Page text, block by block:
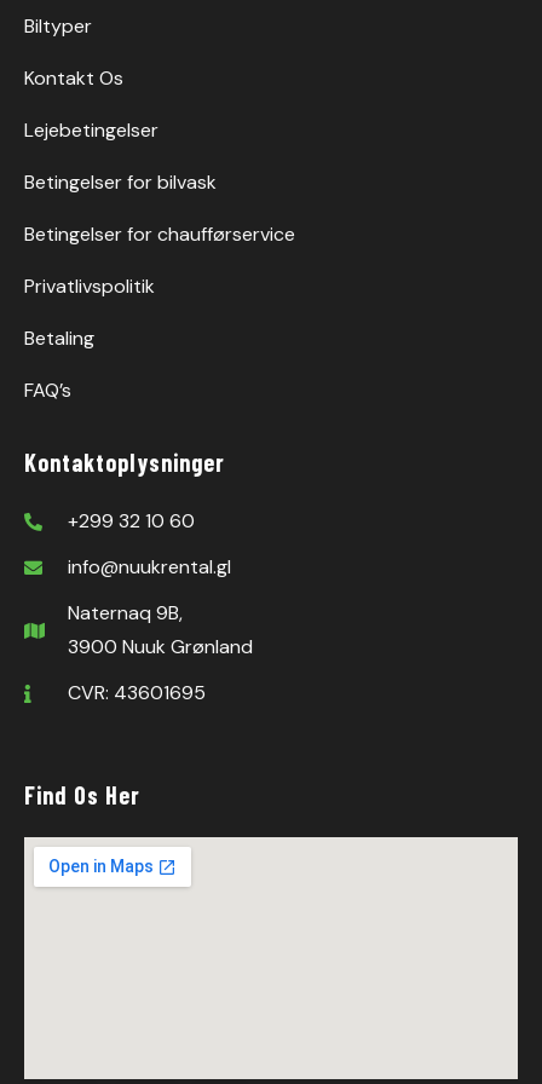
Biltyper
Kontakt Os
Lejebetingelser
Betingelser for bilvask
Betingelser for chaufførservice
Privatlivspolitik
Betaling
FAQ’s
Kontaktoplysninger
+299 32 10 60
info@nuukrental.gl
Naternaq 9B,
3900 Nuuk Grønland
CVR: 43601695
Find Os Her